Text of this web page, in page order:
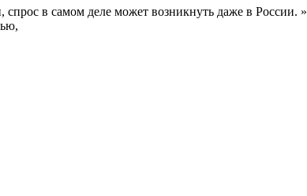
спрос в самом деле может возникнуть даже в России. »